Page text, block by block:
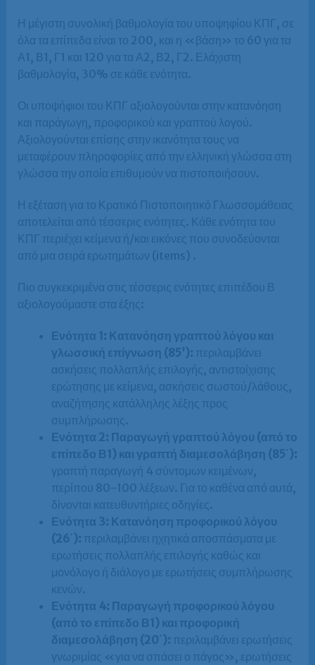
Η μέγιστη συνολική βαθμολογία του υποψηφίου ΚΠΓ, σε
όλα τα επίπεδα είναι το 200, και η «βάση» το 60 για τα
Α1, Β1, Γ1 και 120 για τα Α2, Β2, Γ2. Ελάχιστη
βαθμολογία, 30% σε κάθε ενότητα.
Οι υποψήφιοι του ΚΠΓ αξιολογούνται στην κατανόηση
και παράγωγη, προφορικού και γραπτού λογού.
Αξιολογούνται επίσης στην ικανότητα τους να
μεταφέρουν πληροφορίες από την ελληνική γλώσσα στη
γλώσσα την οποία επιθυμούν να πιστοποιήσουν.
Η εξέταση για το Κρατικό Πιστοποιητικό Γλωσσομάθειας
αποτελείται από τέσσερις ενότητες. Κάθε ενότητα του
ΚΠΓ περιέχει κείμενα ή/και εικόνες που συνοδεύονται
από μια σειρά ερωτημάτων (items) .
Πιο συγκεκριμένα στις τέσσερις ενότητες επιπέδου Β
αξιολογούμαστε στα έξης:
Ενότητα 1: Κατανόηση γραπτού λόγου και
γλωσσική επίγνωση (85’): περιλαμβάνει
ασκήσεις πολλαπλής επιλογής, αντιστοίχισης
ερώτησης με κείμενα, ασκήσεις σωστού/λάθους,
αναζήτησης κατάλληλης λέξης προς
συμπλήρωσης.
Ενότητα 2: Παραγωγή γραπτού λόγου (από το
επίπεδο Β1) και γραπτή διαμεσολάβηση (85΄):
γραπτή παραγωγή 4 σύντομων κειμένων,
περίπου 80-100 λέξεων. Για το καθένα από αυτά,
δίνονται κατευθυντήριες οδηγίες.
Ενότητα 3: Κατανόηση προφορικού λόγου
(26΄): περιλαμβάνει ηχητικά αποσπάσματα με
ερωτήσεις πολλαπλής επιλογής καθώς και
μονόλογο ή διάλογο με ερωτήσεις συμπλήρωσης
κενών.
Ενότητα 4: Παραγωγή προφορικού λόγου
(από το επίπεδο Β1) και προφορική
διαμεσολάβηση (20΄): περιλαμβάνει ερωτήσεις
γνωριμίας «για να σπάσει ο πάγος», ερωτήσεις